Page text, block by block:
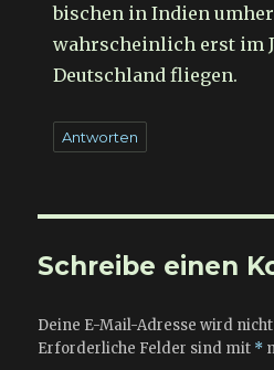
bischen in Indien
wahrscheinlich erst im
Deutschland fliegen.
Antworten
Schreibe einen
Deine E-Mail-Adresse wird
Erforderliche Felder sind mit *